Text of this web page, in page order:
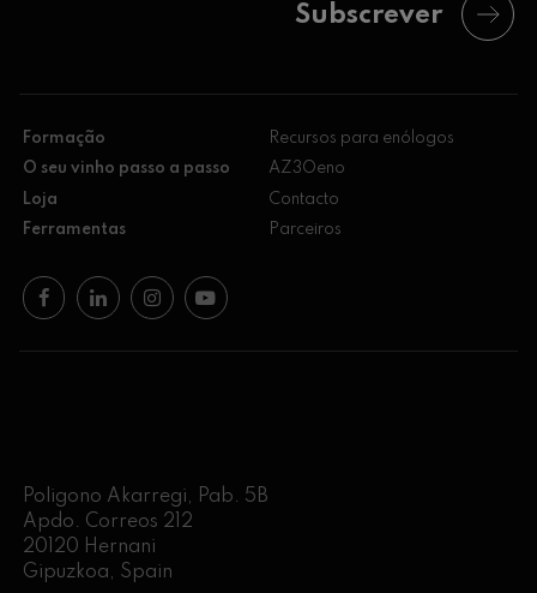
Subscrever
Formação
O seu vinho passo a passo
Loja
Ferramentas
Recursos para enólogos
AZ3Oeno
Contacto
Parceiros
Poligono Akarregi, Pab. 5B
Apdo. Correos 212
20120 Hernani
Gipuzkoa, Spain